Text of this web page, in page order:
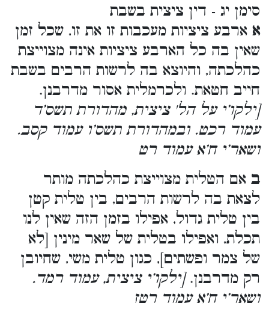
סימן יג - דין ציצית בשבת
א ארבע ציציות מעכבות זו את זו, שכל זמן
שאין בה כל הארבע ציציות אינה מצוייצת
כהלכתה, והיוצא בה לרשות הרבים בשבת
חייב חטאת. ולכרמלית אסור מדרבנן.
[ילקו’י על הל' ציצית, מהדורת תשס’ד
עמוד רכט. ובמהדורת תשס’ו עמוד קסב.
ושאר’י ח’א עמוד רט
ב אם הטלית מצוייצת כהלכתה מותר
לצאת בה לרשות הרבים, בין טלית קטן
בין טלית גדול, אפילו בזמן הזה שאין לנו
תכלת, ואפילו בטלית של שאר מינין [לא
של צמר ופשתים], כגון טלית משי, שחיובן
רק מדרבנן.[ילקו’י ציצית, עמוד רמד.
ושאר’י ח’א עמוד רטז